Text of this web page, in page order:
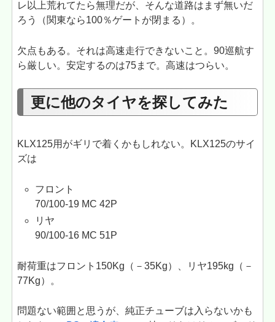
レ以上荒れてたら無理だが、そんな道路はまず無いだ
ろう（関東なら100％ゲートが閉まる）。
欠点もある。それは高速走行できないこと。90巡航す
ら厳しい。安定するのは75まで。高速はつらい。
更に他のタイヤを探してみた
KLX125用がギリで着くかもしれない。KLX125のサイ
ズは
フロント
70/100-19 MC 42P
リヤ
90/100-16 MC 51P
耐荷重はフロント150Kg（－35Kg）、リヤ195kg（－
77Kg）。
問題ない範囲と思うが、純正チューブは入らないかも